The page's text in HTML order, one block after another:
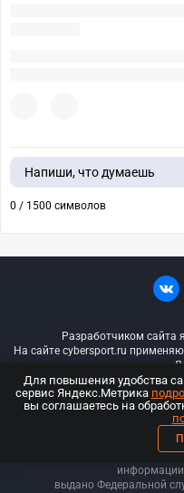
Напиши, что думаешь
0 / 1500 символов
Разработчиком
На сайте cybersport.ru
© ООО
ООО «Киберспорт.ру».
выдано Федеральной
Для повышения удобства
сервис Яндекс.Метрика
вы соглашаетесь на